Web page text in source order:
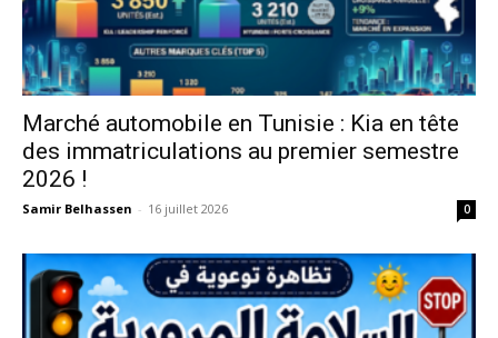
Marché automobile en Tunisie : Kia en tête
des immatriculations au premier semestre
2026 !
Samir Belhassen - 16 juillet 2026 0